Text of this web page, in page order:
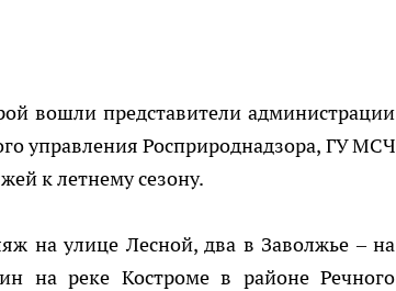
вошли представители администрации
управления Росприроднадзора, ГУ МСЧ
к летнему сезону.
на улице Лесной, два в Заволжье – на
на реке Костроме в районе Речного